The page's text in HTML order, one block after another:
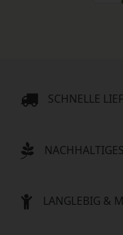
SCHNELLE
LANGLEBIG &